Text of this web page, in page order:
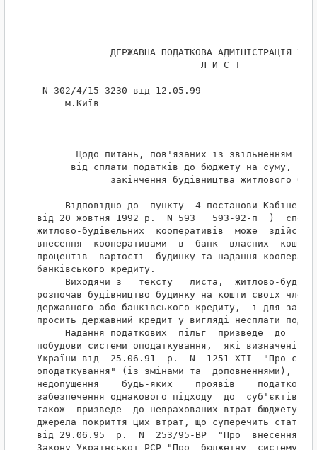
ДЕРЖАВНА ПОДАТКОВА АДМІНІСТРАЦІЯ
                             Л И С Т
N 302/4/15-3230 від 12.05.99
     м.Київ
Щодо питань, пов'язаних із звільненням
від сплати податків до бюджету на суму,
закінчення будівництва житлового
Відповідно до  пункту  4 постанови Кабінету
від 20 жовтня 1992 р.  N 593   593-92-п  )
житлово-будівельних  кооперативів  може
внесення  кооперативами  в  банк  власних
процентів  вартості  будинку та надання
банківського кредиту.
Виходячи з   тексту   листа,  житлово-
розпочав будівництво будинку на кошти своїх
державного або банківського кредиту,  і для
просить державний кредит у вигляді несплати
Надання податкових  пільг  призведе  до
побудови системи оподаткування,  які визначені
України від  25.06.91  р.  N  1251-XII  "Про
оподаткування" (із змінами та  доповненнями),
недопущення    будь-яких    проявів    податкової
забезпечення однакового підходу  до  суб'єктів
також  призведе  до неврахованих втрат бюджету,
джерела покриття цих втрат, що суперечить статті
від 29.06.95  р.  N  253/95-ВР  "Про  внесення
Закону Української РСР "Про  бюджетну  систему